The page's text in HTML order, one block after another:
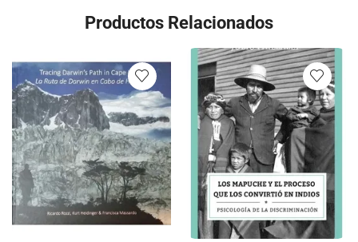
Productos Relacionados